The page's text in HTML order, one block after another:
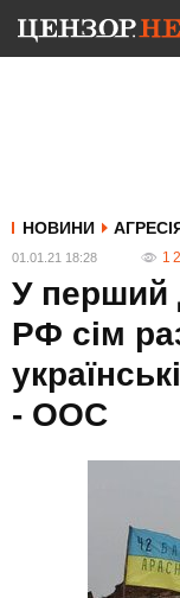
НОВИНИ
01.01.21 18:28 1
У перший
РФ сім
- ООС